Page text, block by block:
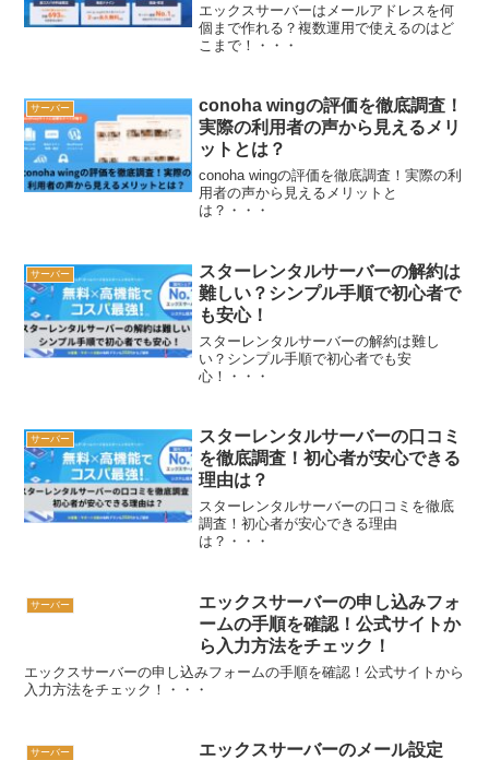
エックスサーバーはメールアドレスを何
個まで作れる？複数運用で使えるのはど
こまで！・・・
サーバー
conoha wingの評価を徹底調査！
実際の利用者の声から見えるメリ
ットとは？
conoha wingの評価を徹底調査！実際の利
用者の声から見えるメリットと
は？・・・
サーバー
スターレンタルサーバーの解約は
難しい？シンプル手順で初心者で
も安心！
スターレンタルサーバーの解約は難し
い？シンプル手順で初心者でも安
心！・・・
サーバー
スターレンタルサーバーの口コミ
を徹底調査！初心者が安心できる
理由は？
スターレンタルサーバーの口コミを徹底
調査！初心者が安心できる理由
は？・・・
サーバー
エックスサーバーの申し込みフォ
ームの手順を確認！公式サイトか
ら入力方法をチェック！
エックスサーバーの申し込みフォームの手順を確認！公式サイトから
入力方法をチェック！・・・
サーバー
エックスサーバーのメール設定